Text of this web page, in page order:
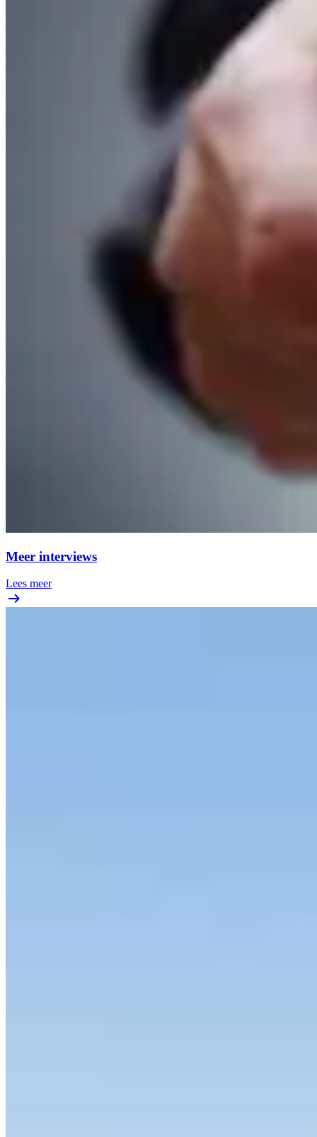
Meer interviews
Lees meer